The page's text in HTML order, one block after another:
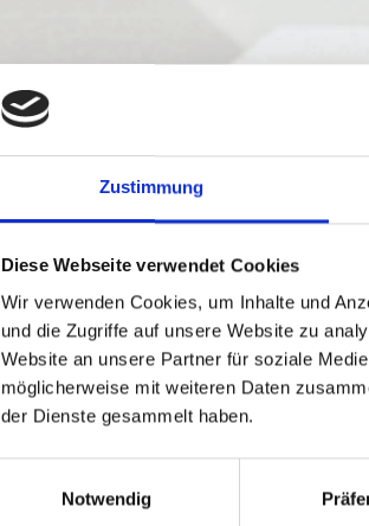
Zustimmung
Diese Webseite verwendet Cookies
Wir verwenden Cookies, um Inhalte und
und die Zugriffe auf unsere Website zu
Website an unsere Partner für soziale
möglicherweise mit weiteren Daten
der Dienste gesammelt haben.
Notwendig